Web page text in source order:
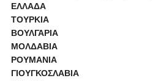
ΕΛΛΑΔΑ
ΤΟΥΡΚΙΑ
ΒΟΥΛΓΑΡΙΑ
ΜΟΛΔΑΒΙΑ
ΡΟΥΜΑΝΙΑ
ΓΙΟΥΓΚΟΣΛΑΒΙΑ